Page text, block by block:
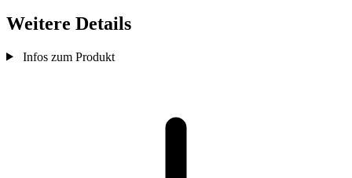
Weitere Details
Infos zum Produkt